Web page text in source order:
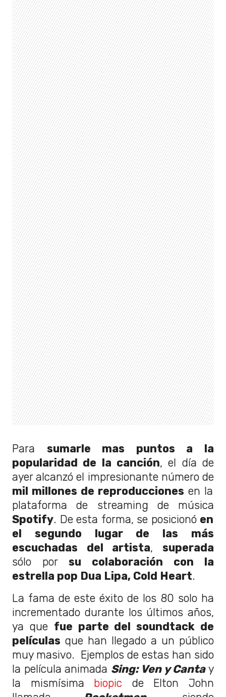
Para sumarle mas puntos a la
popularidad de la canción, el día de
ayer alcanzó el impresionante número de
mil millones de reproducciones en la
plataforma de streaming de música
Spotify. De esta forma, se posicionó en
el segundo lugar de las más
escuchadas del artista,superada
sólo por su colaboración con la
estrella pop Dua Lipa, Cold Heart.
La fama de este éxito de los 80 solo ha
incrementado durante los últimos años,
ya que fue parte del soundtack de
películas que han llegado a un público
muy masivo. Ejemplos de estas han sido
la película animada Sing: Ven y Cantay
la mismísima biopic de Elton John